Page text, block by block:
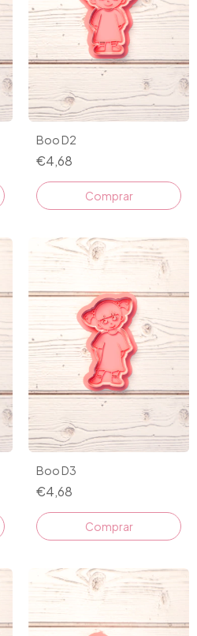
Boo D2
€4,68
Comprar
Boo D3
€4,68
Comprar